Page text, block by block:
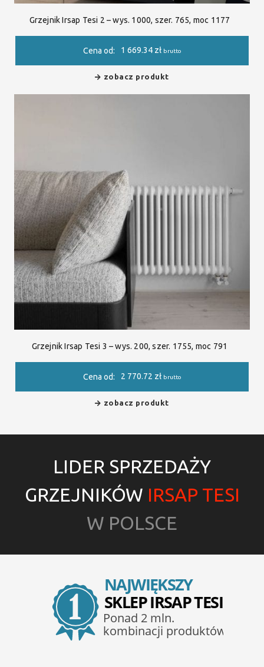
Grzejnik Irsap Tesi 2 – wys. 1000, szer. 765, moc 1177
Cena od: 1 669.34 zł brutto
zobacz produkt
Grzejnik Irsap Tesi 3 – wys. 200, szer. 1755, moc 791
Cena od: 2 770.72 zł brutto
zobacz produkt
LIDER SPRZEDAŻY
GRZEJNIKÓW IRSAP TESI
W POLSCE